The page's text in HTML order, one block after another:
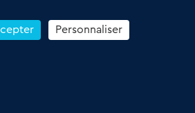
Personnaliser